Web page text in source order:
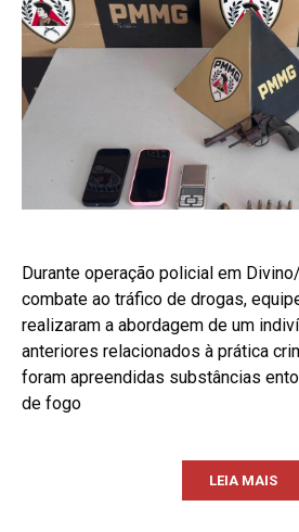
Durante operação policial em
combate ao tráfico de drogas,
realizaram a abordagem de um
anteriores relacionados à prática
foram apreendidas substâncias
de fogo
LEIA MAIS